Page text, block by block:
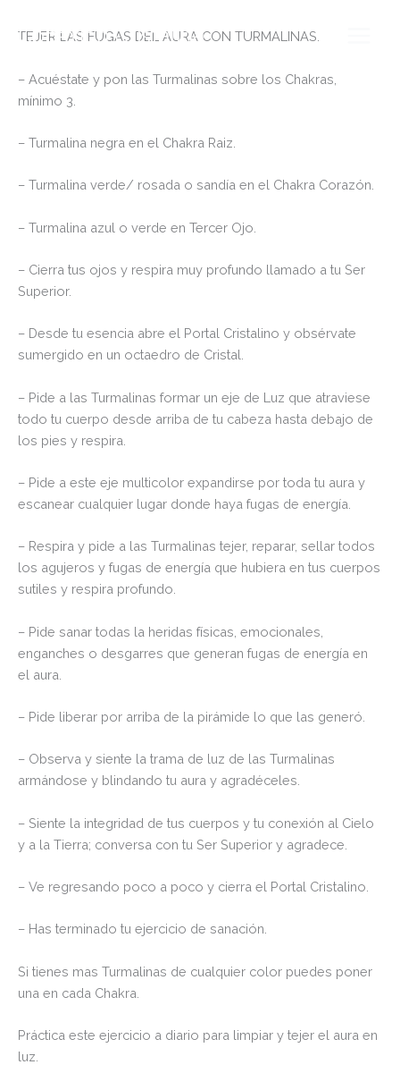
Conexión Cristalina
TEJER LAS FUGAS DEL AURA CON TURMALINAS.
– Acuéstate y pon las Turmalinas sobre los Chakras,
mínimo 3.
– Turmalina negra en el Chakra Raiz.
– Turmalina verde/ rosada o sandía en el Chakra Corazón.
– Turmalina azul o verde en Tercer Ojo.
– Cierra tus ojos y respira muy profundo llamado a tu Ser
Superior.
– Desde tu esencia abre el Portal Cristalino y obsérvate
sumergido en un octaedro de Cristal.
– Pide a las Turmalinas formar un eje de Luz que atraviese
todo tu cuerpo desde arriba de tu cabeza hasta debajo de
los pies y respira.
– Pide a este eje multicolor expandirse por toda tu aura y
escanear cualquier lugar donde haya fugas de energía.
– Respira y pide a las Turmalinas tejer, reparar, sellar todos
los agujeros y fugas de energía que hubiera en tus cuerpos
sutiles y respira profundo.
– Pide sanar todas la heridas físicas, emocionales,
enganches o desgarres que generan fugas de energía en
el aura.
– Pide liberar por arriba de la pirámide lo que las generó.
– Observa y siente la trama de luz de las Turmalinas
armándose y blindando tu aura y agradéceles.
– Siente la integridad de tus cuerpos y tu conexión al Cielo
y a la Tierra; conversa con tu Ser Superior y agradece.
– Ve regresando poco a poco y cierra el Portal Cristalino.
– Has terminado tu ejercicio de sanación.
Si tienes mas Turmalinas de cualquier color puedes poner
una en cada Chakra.
Práctica este ejercicio a diario para limpiar y tejer el aura en
luz.